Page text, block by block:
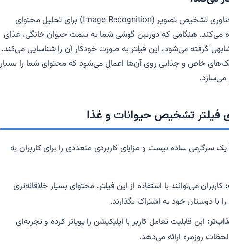
این فیلتر هوشمند از فناوری تشخیص تصویر (Image Recognition) برای تحلیل محتوای
می‌کند. هنگامی که دوربین گوشی شما به سمت حیوان خانگی، غذای
گرفته می‌شود، این فیلتر به صورت خودکار آن را شناسایی می‌کند.
خاص و جذابی روی آن‌ها اعمال می‌شود که محتوای شما را بسیار
می‌سازد.
فیلتر تشخیص حیوانات و غذا
سرگرمی ساده نیست و مزایای کاربردی متعددی را برای کاربران به
کاربران می‌توانند با استفاده از این فیلتر، محتوای بسیار خلاقانه‌تری
با دوستان خود به اشتراک بگذارند.
این قابلیت تعامل کاربر با اپلیکیشن را پویاتر کرده و تجربه‌ای
روزمره ارائه می‌دهد.